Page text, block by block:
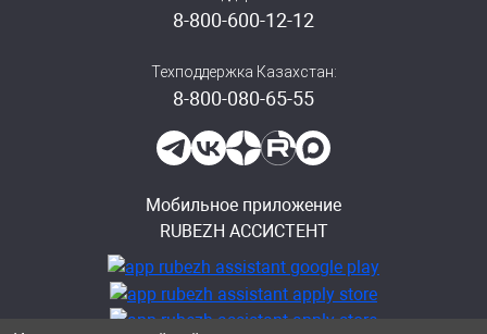
8-800-600-12-12
Техподдержка Казахстан:
8-800-080-65-55
Мобильное приложение
RUBEZH АССИСТЕНТ